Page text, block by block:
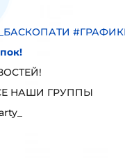
НАШИ ГРУППЫ